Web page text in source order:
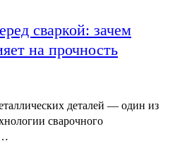
сваркой: зачем
на прочность
деталей — один из
сварочного